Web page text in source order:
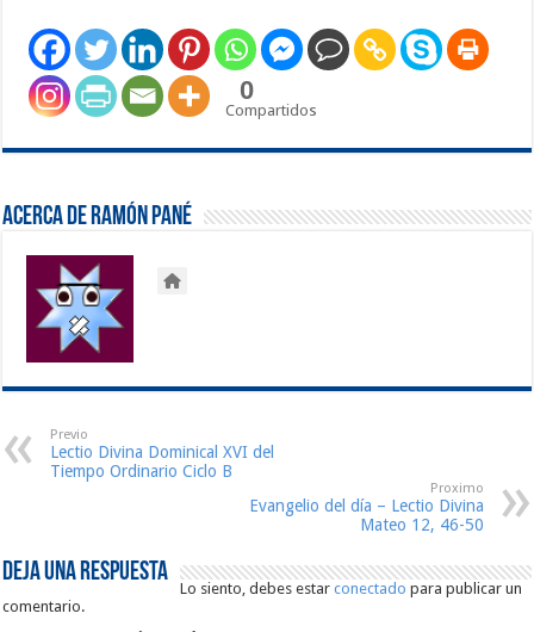
0
Compartidos
Acerca de Ramón Pané
Previo
Lectio Divina Dominical XVI del
Tiempo Ordinario Ciclo B
Proximo
Evangelio del día – Lectio Divina
Mateo 12, 46-50
Deja una respuesta
Lo siento, debes estarconectado para publicar un
comentario.